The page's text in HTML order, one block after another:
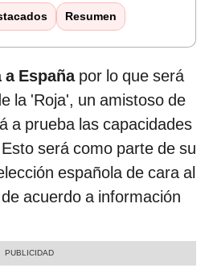
Resumen
a España por lo que será
la 'Roja', un amistoso de
a prueba las capacidades
será como parte de su
española de cara al
acuerdo a información